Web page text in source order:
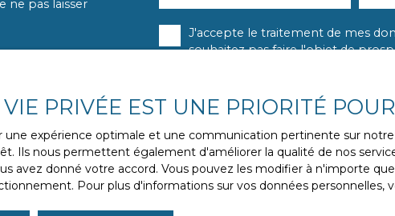
ne pas laisser
J'accepte le traitement de mes
souhaitez pas faire l'objet de
courrier adressé à :
Société Worldline, Service Bloctel,
Pour en savoir plus sur le
politique de confidentialité.
PRIVÉE EST UNE PRIORITÉ
une expérience optimale et une communication pertinente sur
Ils nous permettent également d'améliorer la qualité de nos
avez donné votre accord. Vous pouvez les modifier à n'importe
Pour plus d'informations sur vos données personnelles,